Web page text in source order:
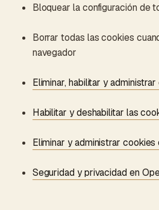
Bloquear la configuración de
Borrar todas las cookies
navegador
Eliminar, habilitar y
Habilitar y deshabilitar las
Eliminar y administrar cookies
Seguridad y privacidad en